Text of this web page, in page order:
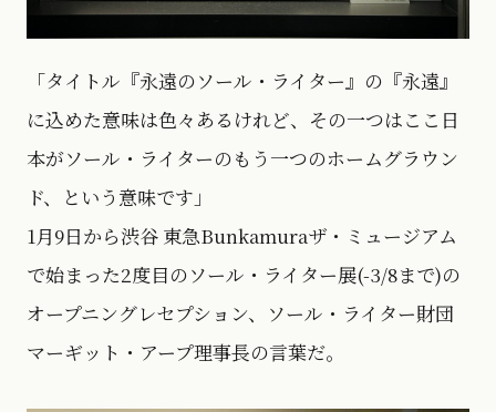
「タイトル『永遠のソール・ライター』の『永遠』
に込めた意味は色々あるけれど、その一つはここ日
本がソール・ライターのもう一つのホームグラウン
ド、という意味です」
1月9日から渋谷 東急Bunkamuraザ・ミュージアム
で始まった2度目のソール・ライター展(-3/8まで)の
オープニングレセプション、ソール・ライター財団
マーギット・アープ理事長の言葉だ。